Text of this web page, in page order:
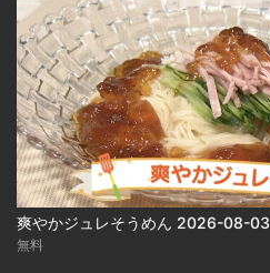
爽やかジュレそうめん 2026-08-03
無料